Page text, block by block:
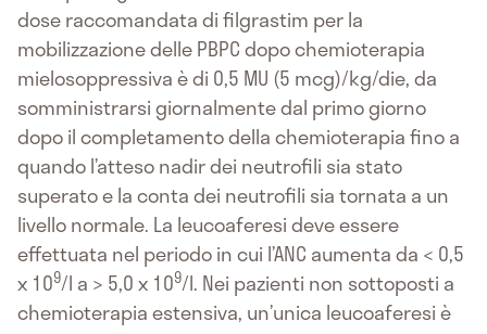
dose raccomandata di filgrastim per la
mobilizzazione delle PBPC dopo chemioterapia
mielosoppressiva è di 0,5 MU (5 mcg)/kg/die, da
somministrarsi giornalmente dal primo giorno
dopo il completamento della chemioterapia fino a
quando l’atteso nadir dei neutrofili sia stato
superato e la conta dei neutrofili sia tornata a un
livello normale. La leucoaferesi deve essere
effettuata nel periodo in cui l’ANC aumenta da < 0,5
x 109/l a > 5,0 x 109/l. Nei pazienti non sottoposti a
chemioterapia estensiva, un’unica leucoaferesi è